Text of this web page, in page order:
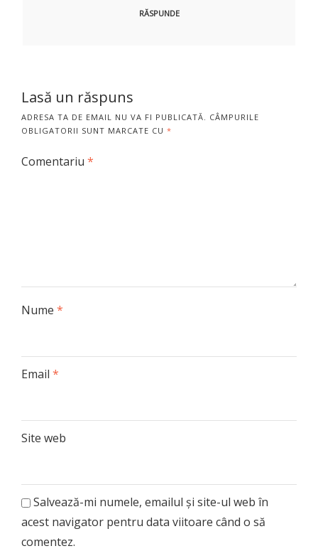
RĂSPUNDE
Lasă un răspuns
ADRESA TA DE EMAIL NU VA FI PUBLICATĂ. CÂMPURILE
OBLIGATORII SUNT MARCATE CU *
Comentariu *
Nume *
Email *
Site web
Salvează-mi numele, emailul și site-ul web în
acest navigator pentru data viitoare când o să
comentez.